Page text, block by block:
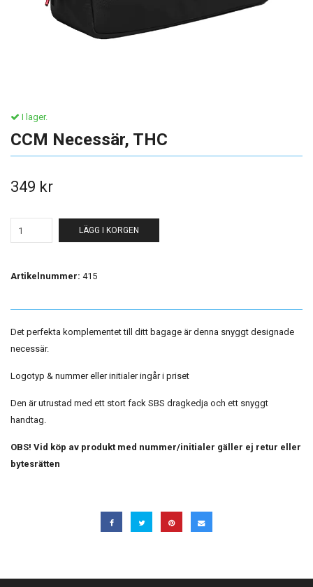
I lager.
CCM Necessär, THC
349 kr
LÄGG I KORGEN
Artikelnummer: 415
Det perfekta komplementet till ditt bagage är denna snyggt designade
necessär.
Logotyp & nummer eller initialer ingår i priset
Den är utrustad med ett stort fack SBS dragkedja och ett snyggt
handtag.
OBS! Vid köp av produkt med nummer/initialer gäller ej retur eller
bytesrätten